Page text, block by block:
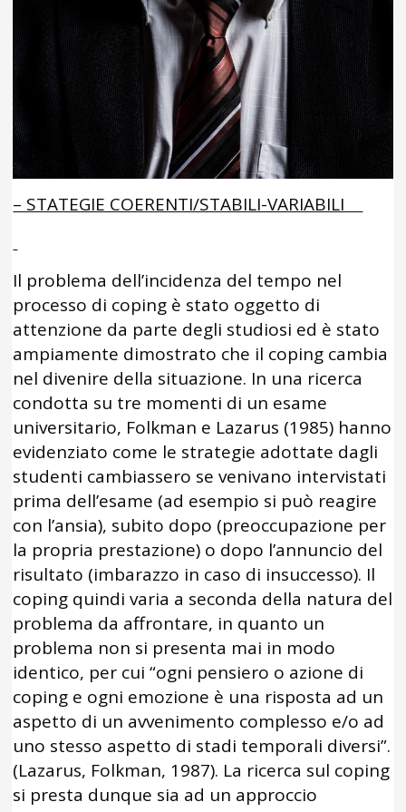
– STATEGIE COERENTI/STABILI-VARIABILI
Il problema dell’incidenza del tempo nel
processo di coping è stato oggetto di
attenzione da parte degli studiosi ed è stato
ampiamente dimostrato che il coping cambia
nel divenire della situazione. In una ricerca
condotta su tre momenti di un esame
universitario, Folkman e Lazarus (1985) hanno
evidenziato come le strategie adottate dagli
studenti cambiassero se venivano intervistati
prima dell’esame (ad esempio si può reagire
con l’ansia), subito dopo (preoccupazione per
la propria prestazione) o dopo l’annuncio del
risultato (imbarazzo in caso di insuccesso). Il
coping quindi varia a seconda della natura del
problema da affrontare, in quanto un
problema non si presenta mai in modo
identico, per cui “ogni pensiero o azione di
coping e ogni emozione è una risposta ad un
aspetto di un avvenimento complesso e/o ad
uno stesso aspetto di stadi temporali diversi”.
(Lazarus, Folkman, 1987). La ricerca sul coping
si presta dunque sia ad un approccio